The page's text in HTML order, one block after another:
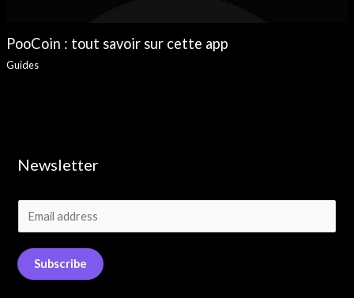
PooCoin : tout savoir sur cette app
Guides
Newsletter
m
a
Subscribe